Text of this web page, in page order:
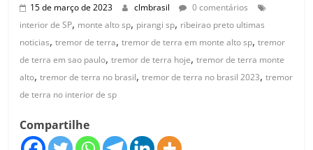
15 de março de 2023 clmbrasil
0 comentários
interior de SP, monte alto sp, pirangi sp, ribeirao preto ultimas
noticias,tremor de terra,tremor de terra em monte alto sp,tremor
de terra em sao paulo,tremor de terra hoje,tremor de terra monte
alto,tremor de terra no brasil,tremor de terra no brasil 2023,tremor
de terra no interior de sp
Compartilhe